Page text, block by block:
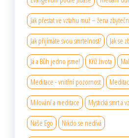
Jak přestat ve vztahu muž – žena
Jak přijímáte svou smrtelnost? Jak se
Já a Bůh jedno jsme! Kříž života
Meditace - vnitřní pozornost
Milování a meditace Mystická smrt a
Naše Ego Nikdo se nedívá